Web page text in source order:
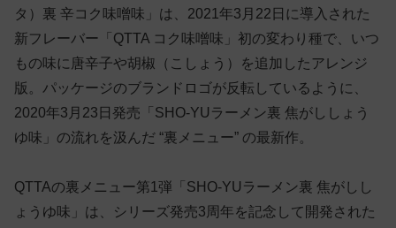
タ）裏 辛コク味噌味」は、2021年3月22日に導入された
新フレーバー「QTTA コク味噌味」初の変わり種で、いつ
もの味に唐辛子や胡椒（こしょう）を追加したアレンジ
版。パッケージのブランドロゴが反転しているように、
2020年3月23日発売「SHO-YUラーメン裏 焦がししょう
ゆ味」の流れを汲んだ “裏メニュー” の最新作。
QTTAの裏メニュー第1弾「SHO-YUラーメン裏 焦がしし
ょうゆ味」は、シリーズ発売3周年を記念して開発された